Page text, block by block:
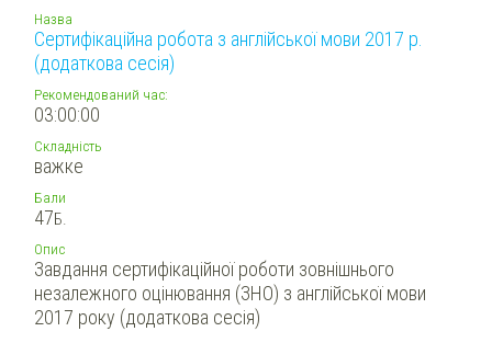
Назва
Сертифікаційна робота з англійської мови 2017 р.
(додаткова сесія)
Рекомендований час:
03:00:00
Складність
важке
Бали
47Б.
Опис
Завдання сертифікаційної роботи зовнішнього
незалежного оцінювання (ЗНО) з англійської мови
2017 року (додаткова сесія)